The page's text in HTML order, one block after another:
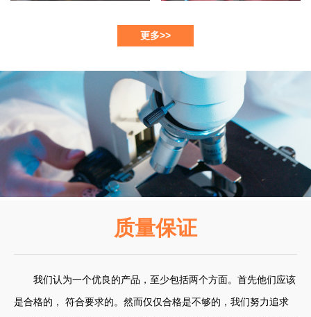
更多>>
质量保证
我们认为一个优良的产品，至少包括两个方面。首先他们应该
是合格的， 符合要求的。然而仅仅合格是不够的，我们努力追求